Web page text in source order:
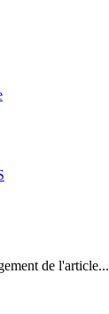
de l'article...